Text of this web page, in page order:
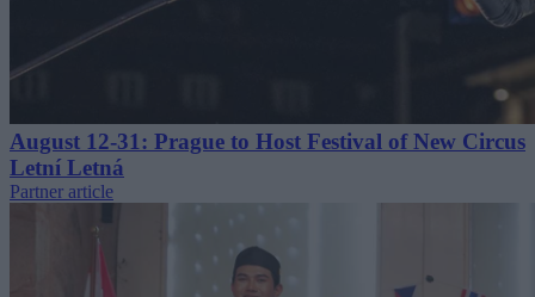
August 12-31: Prague to Host Festival of New Circus
Letní Letná
Partner article